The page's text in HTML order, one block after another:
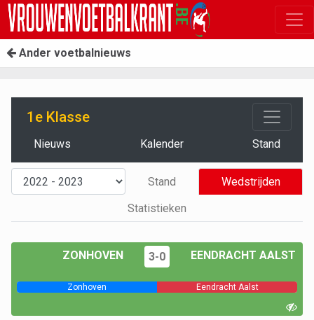
Ander voetbalnieuws
1e Klasse
Nieuws Kalender Stand
Stand
Wedstrijden
Statistieken
ZONHOVEN 3-0 EENDRACHT AALST
Zonhoven Eendracht Aalst